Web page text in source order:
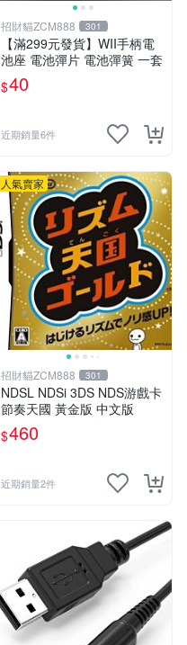
招財貓ZCM888 301
【滿299元發貨】WII手柄電
池座 電池彈片 電池彈簧 一套
$40
近期銷量6件
人氣賣家
招財貓ZCM888 301
NDSL NDSi 3DS NDS游戲卡
節奏天國 黃金版 中文版
$460
近期銷量2件